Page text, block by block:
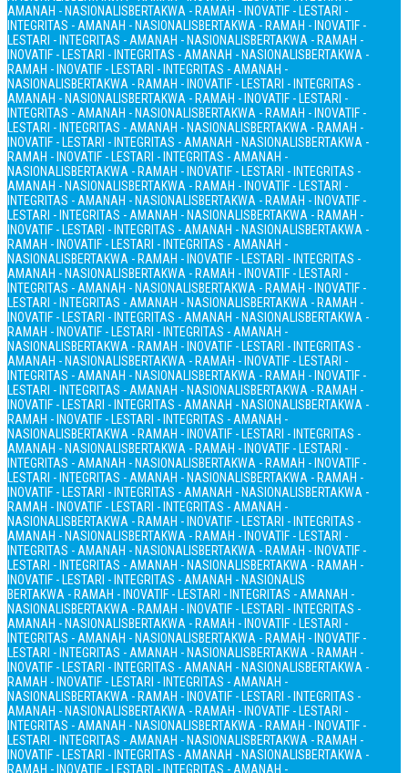
AMANAH - NASIONALISBERTAKWA - RAMAH - INOVATIF - LESTARI -
INTEGRITAS - AMANAH - NASIONALISBERTAKWA - RAMAH - INOVATIF -
LESTARI - INTEGRITAS - AMANAH - NASIONALISBERTAKWA - RAMAH -
INOVATIF - LESTARI - INTEGRITAS - AMANAH - NASIONALISBERTAKWA -
RAMAH - INOVATIF - LESTARI - INTEGRITAS - AMANAH -
NASIONALISBERTAKWA - RAMAH - INOVATIF - LESTARI - INTEGRITAS -
AMANAH - NASIONALISBERTAKWA - RAMAH - INOVATIF - LESTARI -
INTEGRITAS - AMANAH - NASIONALISBERTAKWA - RAMAH - INOVATIF -
LESTARI - INTEGRITAS - AMANAH - NASIONALISBERTAKWA - RAMAH -
INOVATIF - LESTARI - INTEGRITAS - AMANAH - NASIONALISBERTAKWA -
RAMAH - INOVATIF - LESTARI - INTEGRITAS - AMANAH -
NASIONALISBERTAKWA - RAMAH - INOVATIF - LESTARI - INTEGRITAS -
AMANAH - NASIONALISBERTAKWA - RAMAH - INOVATIF - LESTARI -
INTEGRITAS - AMANAH - NASIONALISBERTAKWA - RAMAH - INOVATIF -
LESTARI - INTEGRITAS - AMANAH - NASIONALISBERTAKWA - RAMAH -
INOVATIF - LESTARI - INTEGRITAS - AMANAH - NASIONALISBERTAKWA -
RAMAH - INOVATIF - LESTARI - INTEGRITAS - AMANAH -
NASIONALISBERTAKWA - RAMAH - INOVATIF - LESTARI - INTEGRITAS -
AMANAH - NASIONALISBERTAKWA - RAMAH - INOVATIF - LESTARI -
INTEGRITAS - AMANAH - NASIONALISBERTAKWA - RAMAH - INOVATIF -
LESTARI - INTEGRITAS - AMANAH - NASIONALISBERTAKWA - RAMAH -
INOVATIF - LESTARI - INTEGRITAS - AMANAH - NASIONALISBERTAKWA -
RAMAH - INOVATIF - LESTARI - INTEGRITAS - AMANAH -
NASIONALISBERTAKWA - RAMAH - INOVATIF - LESTARI - INTEGRITAS -
AMANAH - NASIONALISBERTAKWA - RAMAH - INOVATIF - LESTARI -
INTEGRITAS - AMANAH - NASIONALISBERTAKWA - RAMAH - INOVATIF -
LESTARI - INTEGRITAS - AMANAH - NASIONALISBERTAKWA - RAMAH -
INOVATIF - LESTARI - INTEGRITAS - AMANAH - NASIONALISBERTAKWA -
RAMAH - INOVATIF - LESTARI - INTEGRITAS - AMANAH -
NASIONALISBERTAKWA - RAMAH - INOVATIF - LESTARI - INTEGRITAS -
AMANAH - NASIONALISBERTAKWA - RAMAH - INOVATIF - LESTARI -
INTEGRITAS - AMANAH - NASIONALISBERTAKWA - RAMAH - INOVATIF -
LESTARI - INTEGRITAS - AMANAH - NASIONALISBERTAKWA - RAMAH -
INOVATIF - LESTARI - INTEGRITAS - AMANAH - NASIONALISBERTAKWA -
RAMAH - INOVATIF - LESTARI - INTEGRITAS - AMANAH -
NASIONALISBERTAKWA - RAMAH - INOVATIF - LESTARI - INTEGRITAS -
AMANAH - NASIONALISBERTAKWA - RAMAH - INOVATIF - LESTARI -
INTEGRITAS - AMANAH - NASIONALISBERTAKWA - RAMAH - INOVATIF -
LESTARI - INTEGRITAS - AMANAH - NASIONALISBERTAKWA - RAMAH -
INOVATIF - LESTARI - INTEGRITAS - AMANAH - NASIONALIS
BERTAKWA - RAMAH - INOVATIF - LESTARI - INTEGRITAS - AMANAH -
NASIONALISBERTAKWA - RAMAH - INOVATIF - LESTARI - INTEGRITAS -
AMANAH - NASIONALISBERTAKWA - RAMAH - INOVATIF - LESTARI -
INTEGRITAS - AMANAH - NASIONALISBERTAKWA - RAMAH - INOVATIF -
LESTARI - INTEGRITAS - AMANAH - NASIONALISBERTAKWA - RAMAH -
INOVATIF - LESTARI - INTEGRITAS - AMANAH - NASIONALISBERTAKWA -
RAMAH - INOVATIF - LESTARI - INTEGRITAS - AMANAH -
NASIONALISBERTAKWA - RAMAH - INOVATIF - LESTARI - INTEGRITAS -
AMANAH - NASIONALISBERTAKWA - RAMAH - INOVATIF - LESTARI -
INTEGRITAS - AMANAH - NASIONALISBERTAKWA - RAMAH - INOVATIF -
LESTARI - INTEGRITAS - AMANAH - NASIONALISBERTAKWA - RAMAH -
INOVATIF - LESTARI - INTEGRITAS - AMANAH - NASIONALISBERTAKWA -
RAMAH - INOVATIF - LESTARI - INTEGRITAS - AMANAH -